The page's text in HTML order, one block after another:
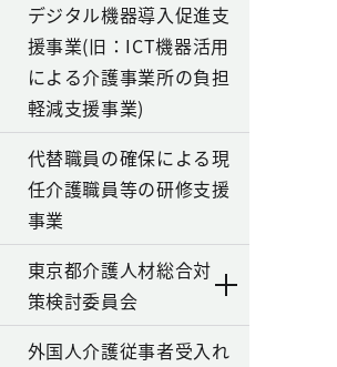
デジタル機器導入促進支
援事業(旧：ICT機器活用
による介護事業所の負担
軽減支援事業)
代替職員の確保による現
任介護職員等の研修支援
事業
東京都介護人材総合対
策検討委員会
外国人介護従事者受入れ